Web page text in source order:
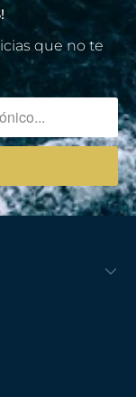
que no te